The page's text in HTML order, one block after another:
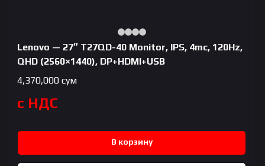
Lenovo — 27″ T27QD-40 Monitor, IPS, 4mc, 120Hz,
QHD (2560×1440), DP+HDMI+USB
4,370,000 сум
с НДС
В корзину